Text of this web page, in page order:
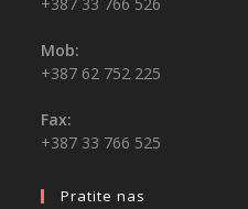
+387 33 766 526
Mob:
+387 62 752 225
Fax:
+387 33 766 525
Pratite nas